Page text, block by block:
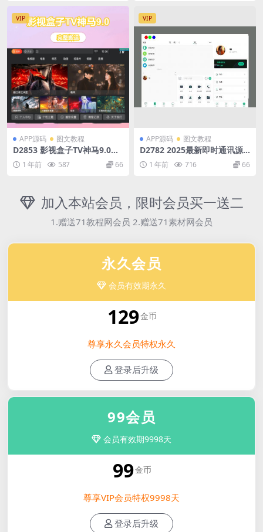
VIP
APP源码 图文教程
D2853 影视盒子TV神马9.0反
编译教程+源码
1 年前 587 66
VIP
APP源码 图文教程
D2782 2025最新即时通讯源
码 带搭建教程
1 年前 716 66
加入本站会员，限时会员买一送二
1.赠送71教程网会员 2.赠送71素材网会员
永久会员
会员有效期永久
129金币
尊享永久会员特权永久
登录后升级
99会员
会员有效期9998天
99金币
尊享VIP会员特权9998天
登录后升级